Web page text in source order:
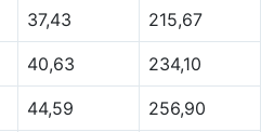
37,43 215,67
40,63 234,10
44,59 256,90